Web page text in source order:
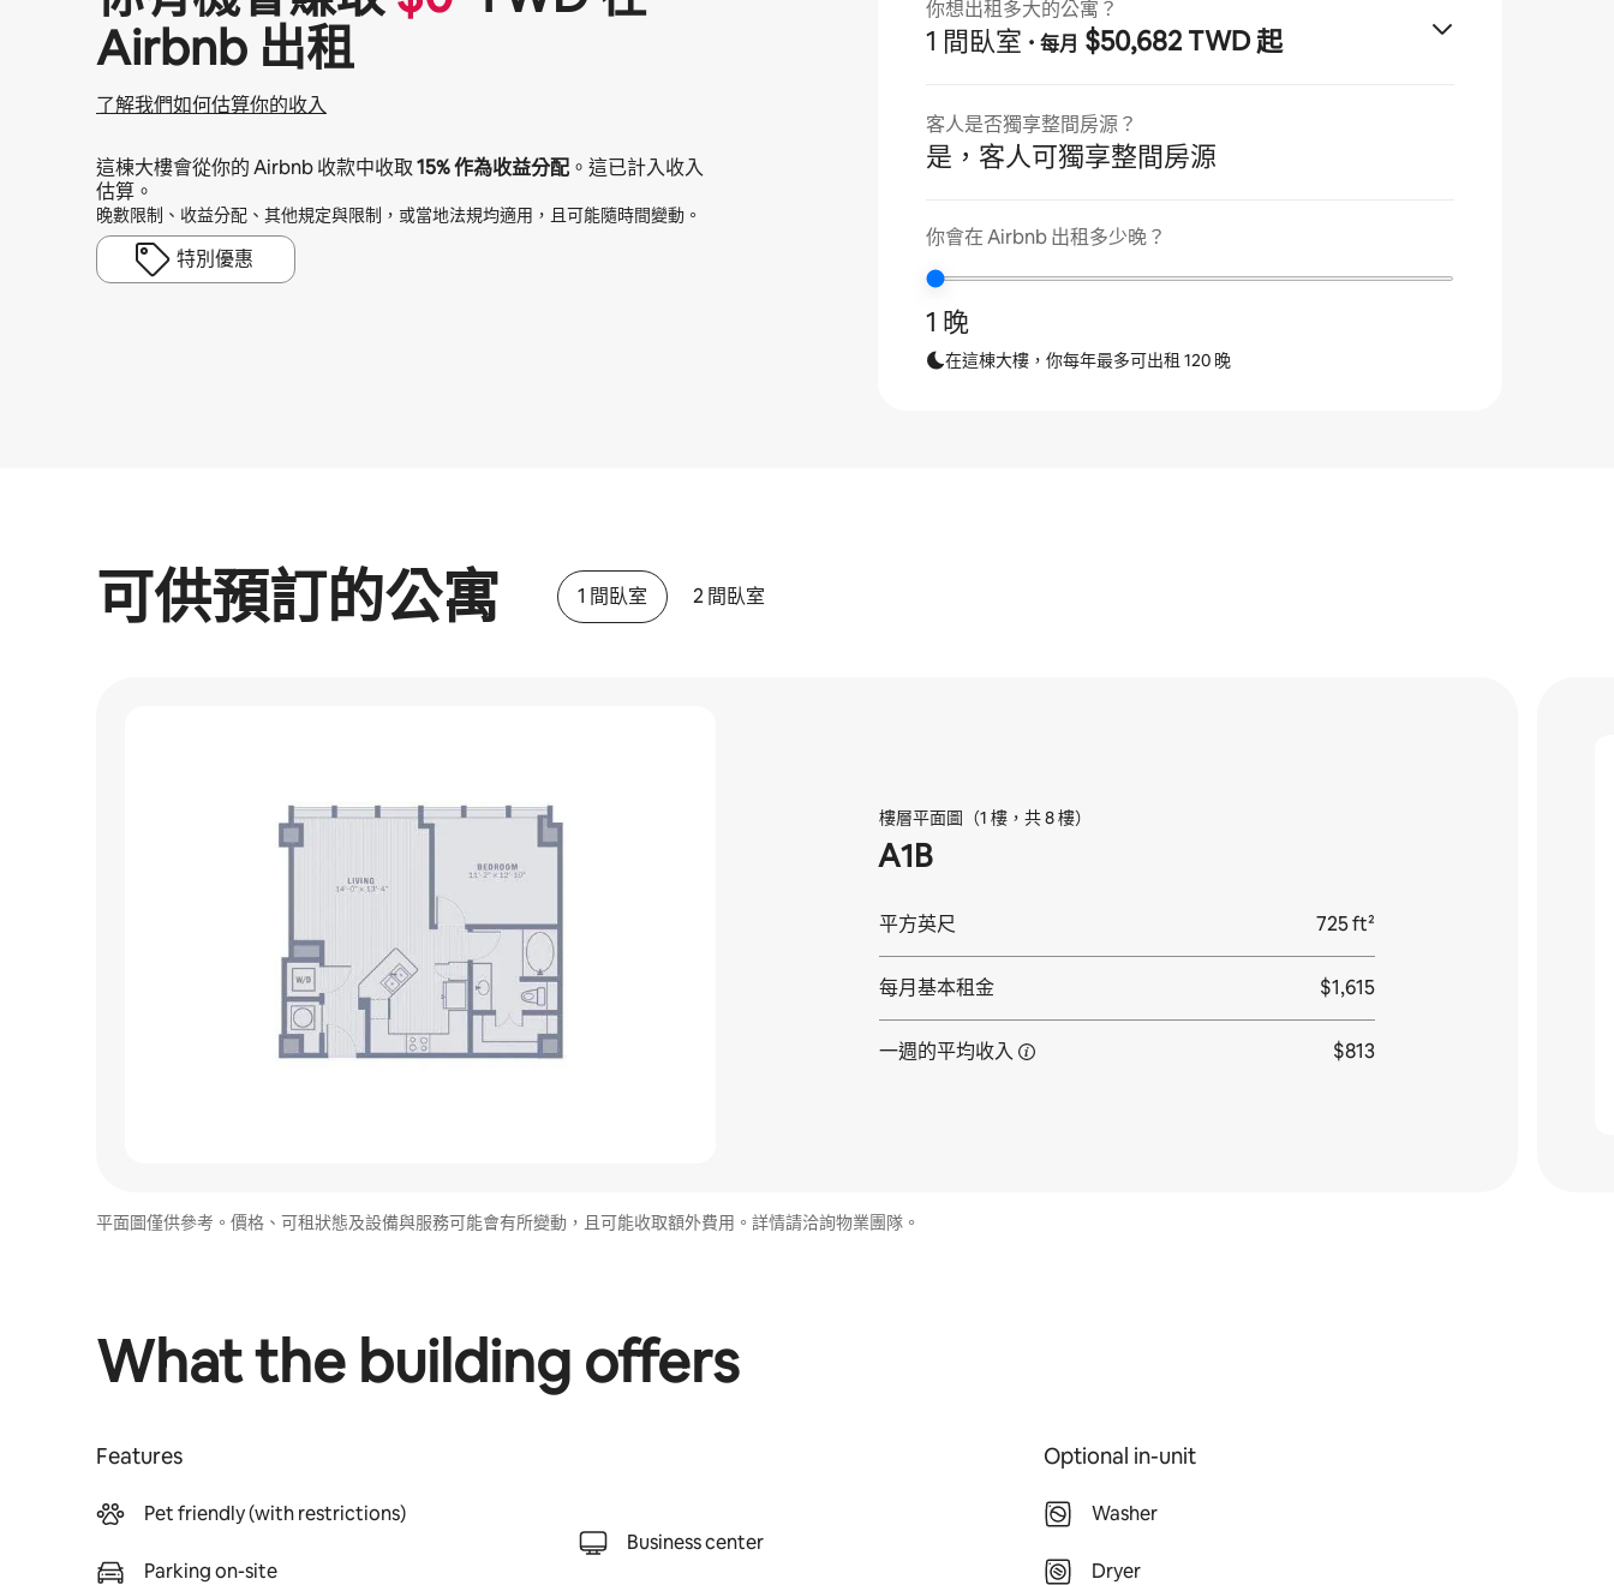
Airbnb 出租
了解我們如何估算你的收入
這棟大樓會從你的 Airbnb 收款中收取15%作為收益分配 。這已計入收入
估算。
晚數限制、收益分配、其他規定與限制，或當地法規均適用，且可能隨時間變動。
特別優惠
你想出租多大的公寓？
1 間臥室 ·每月 $50,682 TWD 起
客人是否獨享整間房源？
是，客人可獨享整間房源
你會在 Airbnb 出租多少晚？
1 晚
在這棟大樓，你每年最多可出租 120 晚
可供預訂的公寓 1 間臥室 2 間臥室
樓層平面圖（1 樓，共 8 樓）
A1B
平方英尺 725 ft²
每月基本租金 $1,615
一週的平均收入 $813
平面圖僅供參考。價格、可租狀態及設備與服務可能會有所變動，且可能收取額外費用。詳情請洽詢物業團隊。
What the building offers
Features
Pet friendly (with restrictions)
Parking on-site
Business center
Optional in-unit
Washer
Dryer